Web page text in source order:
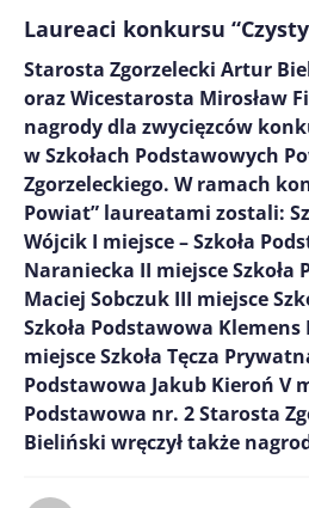
Laureaci konkursu
Starosta Zgorzelecki Artur
oraz Wicestarosta Mirosław
nagrody dla zwycięzców
w Szkołach Podstawowych
Zgorzeleckiego. W ramach
Powiat” laureatami zostali:
Wójcik I miejsce – Szkoła
Naraniecka II miejsce Szkoła
Maciej Sobczuk III miejsce
Szkoła Podstawowa
miejsce Szkoła Tęcza
Podstawowa Jakub Kieroń V
Podstawowa nr. 2 Starosta
Bieliński wręczył także